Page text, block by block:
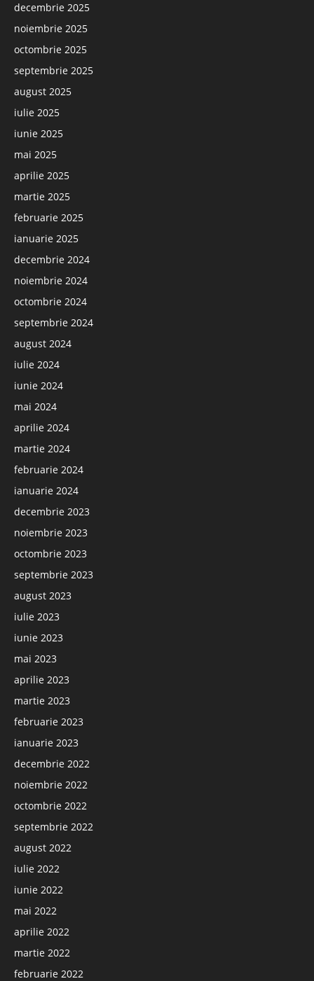
decembrie 2025
noiembrie 2025
octombrie 2025
septembrie 2025
august 2025
iulie 2025
iunie 2025
mai 2025
aprilie 2025
martie 2025
februarie 2025
ianuarie 2025
decembrie 2024
noiembrie 2024
octombrie 2024
septembrie 2024
august 2024
iulie 2024
iunie 2024
mai 2024
aprilie 2024
martie 2024
februarie 2024
ianuarie 2024
decembrie 2023
noiembrie 2023
octombrie 2023
septembrie 2023
august 2023
iulie 2023
iunie 2023
mai 2023
aprilie 2023
martie 2023
februarie 2023
ianuarie 2023
decembrie 2022
noiembrie 2022
octombrie 2022
septembrie 2022
august 2022
iulie 2022
iunie 2022
mai 2022
aprilie 2022
martie 2022
februarie 2022